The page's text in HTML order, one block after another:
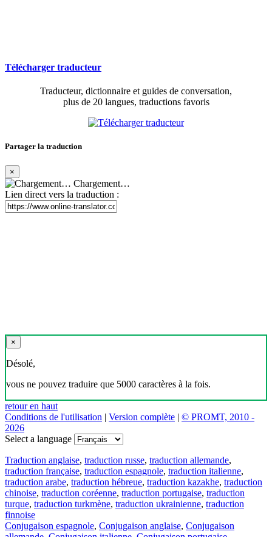
Télécharger traducteur
Traducteur, dictionnaire et guides de conversation,
plus de 20 langues, traductions favoris
Partager la traduction
×
Chargement…
Lien direct vers la traduction :
×
Désolé,
vous ne pouvez traduire que 5000 caractères à la fois.
retour en haut
Conditions de l'utilisation | Version complète | © PROMT, 2010 -
2026
Select a language
Traduction anglaise, traduction russe, traduction allemande,
traduction française, traduction espagnole, traduction italienne,
traduction arabe, traduction hébreue, traduction kazakhe, traduction
chinoise, traduction coréenne, traduction portugaise, traduction
turque, traduction turkmène, traduction ukrainienne, traduction
finnoise
Conjugaison espagnole, Conjugaison anglaise, Conjugaison